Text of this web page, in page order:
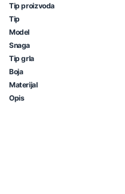
Tip proizvoda
Tip
Model
Snaga
Tip grla
Boja
Materijal
Opis